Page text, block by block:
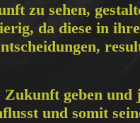
zu sehen,
da diese in
geben und
und somit